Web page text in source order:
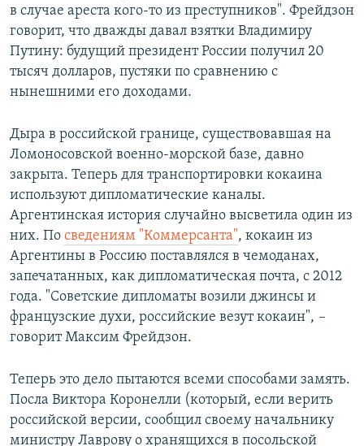
в случае ареста кого-то из преступников". Фрейдзон
говорит, что дважды давал взятки Владимиру
Путину: будущий президент России получил 20
тысяч долларов, пустяки по сравнению с
нынешними его доходами.
Дыра в российской границе, существовавшая на
Ломоносовской военно-морской базе, давно
закрыта. Теперь для транспортировки кокаина
используют дипломатические каналы.
Аргентинская история случайно высветила один из
них. По сведениям "Коммерсанта", кокаин из
Аргентины в Россию поставлялся в чемоданах,
запечатанных, как дипломатическая почта, с 2012
года. "Советские дипломаты возили джинсы и
французские духи, российские везут кокаин", –
говорит Максим Фрейдзон.
Теперь это дело пытаются всеми способами замять.
Посла Виктора Коронелли (который, если верить
российской версии, сообщил своему начальнику
министру Лаврову о хранящихся в посольской